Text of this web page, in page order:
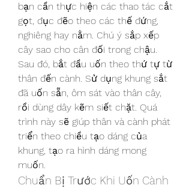
bạn cần thực hiện các thao tác cắt
gọt, đục đẽo theo các thế đứng,
nghiêng hay nằm. Chú ý sắp xếp
cây sao cho cân đối trong chậu.
Sau đó, bắt đầu uốn theo thứ tự từ
thân đến cành. Sử dụng khung sắt
đã uốn sẵn, ôm sát vào thân cây,
rồi dùng dây kẽm siết chặt. Quá
trình này sẽ giúp thân và cành phát
triển theo chiều tạo dáng của
khung, tạo ra hình dáng mong
muốn.
Chuẩn Bị Trước Khi Uốn Cành